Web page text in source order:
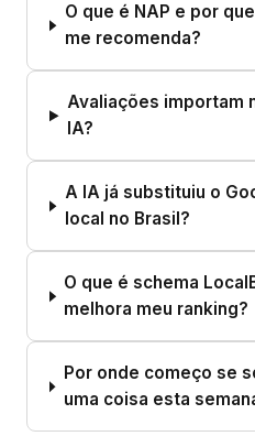
O que é NAP e por
me recomenda?
Avaliações importam
IA?
A IA já substituiu o
local no Brasil?
O que é schema
melhora meu ranking?
Por onde começo se
uma coisa esta